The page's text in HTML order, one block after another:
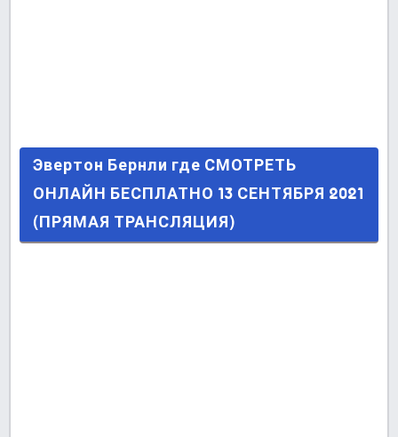
Эвертон Бернли где СМОТРЕТЬ ОНЛАЙН
БЕСПЛАТНО 13 СЕНТЯБРЯ 2021 (ПРЯМАЯ
ТРАНСЛЯЦИЯ)
Эвертон Бернли где СМОТРЕТЬ
ОНЛАЙН БЕСПЛАТНО 13 СЕНТЯБРЯ 2021
(ПРЯМАЯ ТРАНСЛЯЦИЯ)